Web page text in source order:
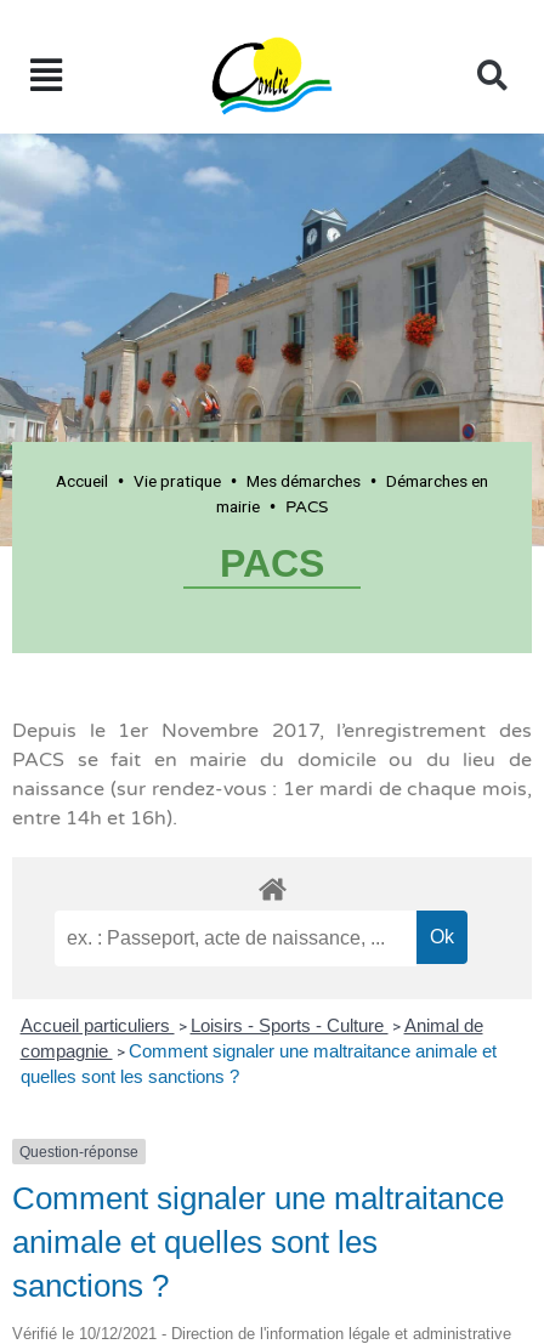
Accueil • Vie pratique • Mes démarches • Démarches en
mairie • PACS
PACS
Depuis le 1er Novembre 2017, l’enregistrement des
PACS se fait en mairie du domicile ou du lieu de
naissance (sur rendez-vous : 1er mardi de chaque mois,
entre 14h et 16h).
Accueil particuliers > Loisirs - Sports - Culture > Animal de
compagnie > Comment signaler une maltraitance animale et
quelles sont les sanctions ?
Question-réponse
Comment signaler une maltraitance
animale et quelles sont les
sanctions ?
Vérifié le 10/12/2021 - Direction de l'information légale et administrative